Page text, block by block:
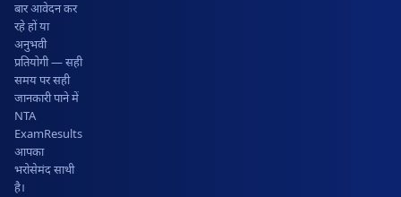
बार आवेदन कर
रहे हों या
अनुभवी
प्रतियोगी — सही
समय पर सही
जानकारी पाने में
NTA
ExamResults
आपका
भरोसेमंद साथी
है।